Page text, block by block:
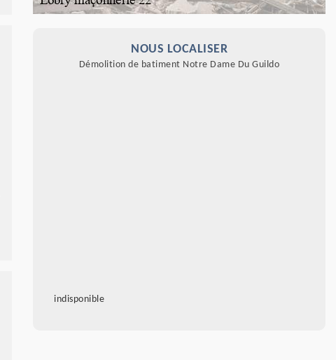
NOUS LOCALISER
Démolition de batiment Notre Dame Du Guildo
indisponible